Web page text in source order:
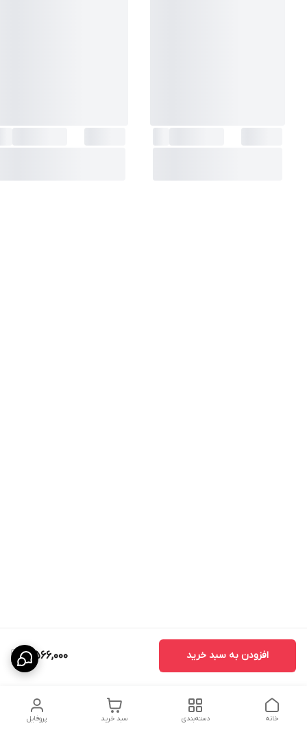
5,566,000 افزودن به سبد خرید
پروفایل سبد خرید دسته‌بندی خانه